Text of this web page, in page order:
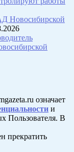
Новосибирской
означает
и
Пользователя. В
прекратить